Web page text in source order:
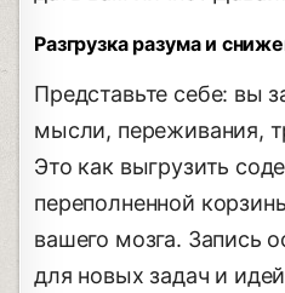
Разгрузка разума и
Представьте себе: вы
мысли, переживания,
Это как выгрузить
переполненной
вашего мозга. Запись
для новых задач и